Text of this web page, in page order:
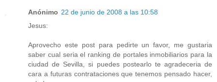
Anónimo 22 de junio de 2008 a las 10:58
Jesus:
Aprovecho este post para pedirte un favor, me gustaria
saber cual seria el ranking de portales inmobiliarios para la
ciudad de Sevilla, si puedes postearlo te agradeceria de
cara a futuras contrataciones que tenemos pensado hacer,